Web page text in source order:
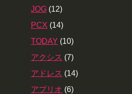
JOG (12)
PCX (14)
TODAY (10)
アクシス (7)
アドレス (14)
アプリオ (6)